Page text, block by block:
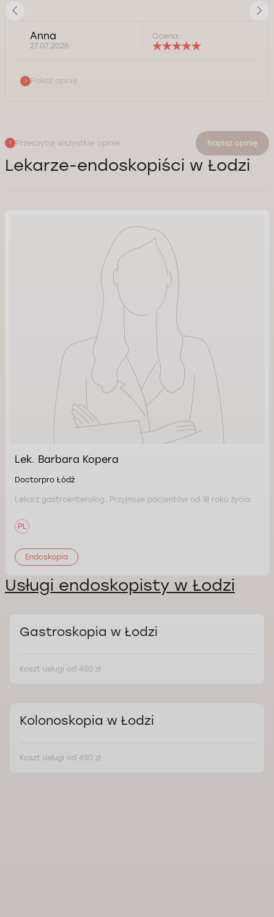
Anna
27.07.2026
Ocena:
Pokaż opinię
Przeczytaj wszystkie opinie Napisz opinię
Lekarze-endoskopiści w Łodzi
Lek. Barbara Kopera
Doctorpro Łódź
Lekarz gastroenterolog. Przyjmuje pacjentów od 18 roku życia.
PL
Endoskopia
Usługi endoskopisty w Łodzi
Gastroskopia w Łodzi
Koszt usługi od 450 zł
Kolonoskopia w Łodzi
Koszt usługi od 450 zł